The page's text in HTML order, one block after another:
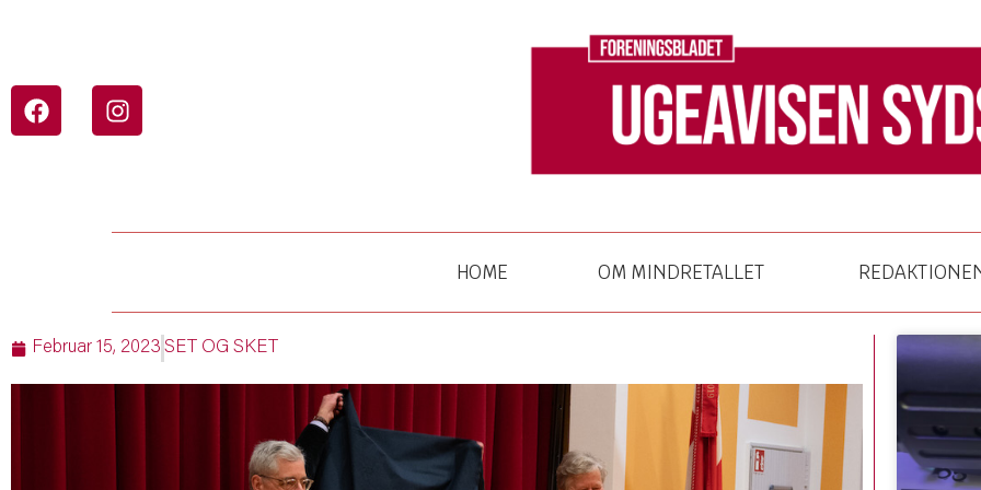
HOME OM MINDRETALLET
Februar 15, 2023 SET OG SKET